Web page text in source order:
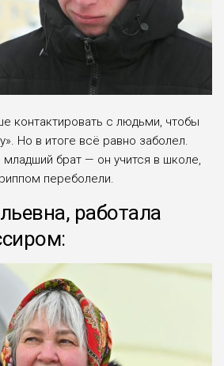
контактировать с людьми, чтобы
Но в итоге всё равно заболел.
брат — он учится в школе,
переболели.
работала